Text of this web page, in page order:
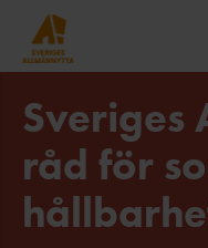
Sveriges
råd för